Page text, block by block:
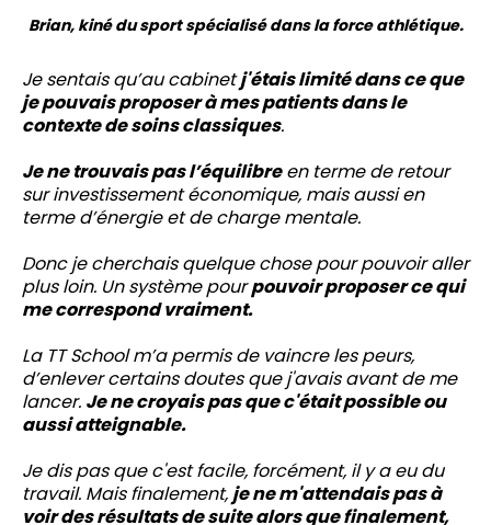
Brian, kiné du sport spécialisé dans la force athlétique.
Je sentais qu’au cabinetj'étais limité dans ce que
je pouvais proposer à mes patients dans le
contexte de soins classiques.
Je ne trouvais pas l’équilibreen terme de retour
sur investissement économique, mais aussi en
terme d’énergie et de charge mentale.
Donc je cherchais quelque chose pour pouvoir aller
plus loin. Un système pourpouvoir proposer ce qui
me correspond vraiment.
La TT School m’a permis de vaincre les peurs,
d’enlever certains doutes que j'avais avant de me
lancer. Je ne croyais pas que c'était possible ou
aussi atteignable.
Je dis pas que c'est facile, forcément, il y a eu du
travail. Mais finalement, je ne m'attendais pas à
voir des résultats de suite alors que finalement,